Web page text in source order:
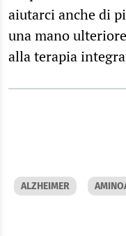
aiutarci anche di
una mano
alla terapia
ALZHEIMER